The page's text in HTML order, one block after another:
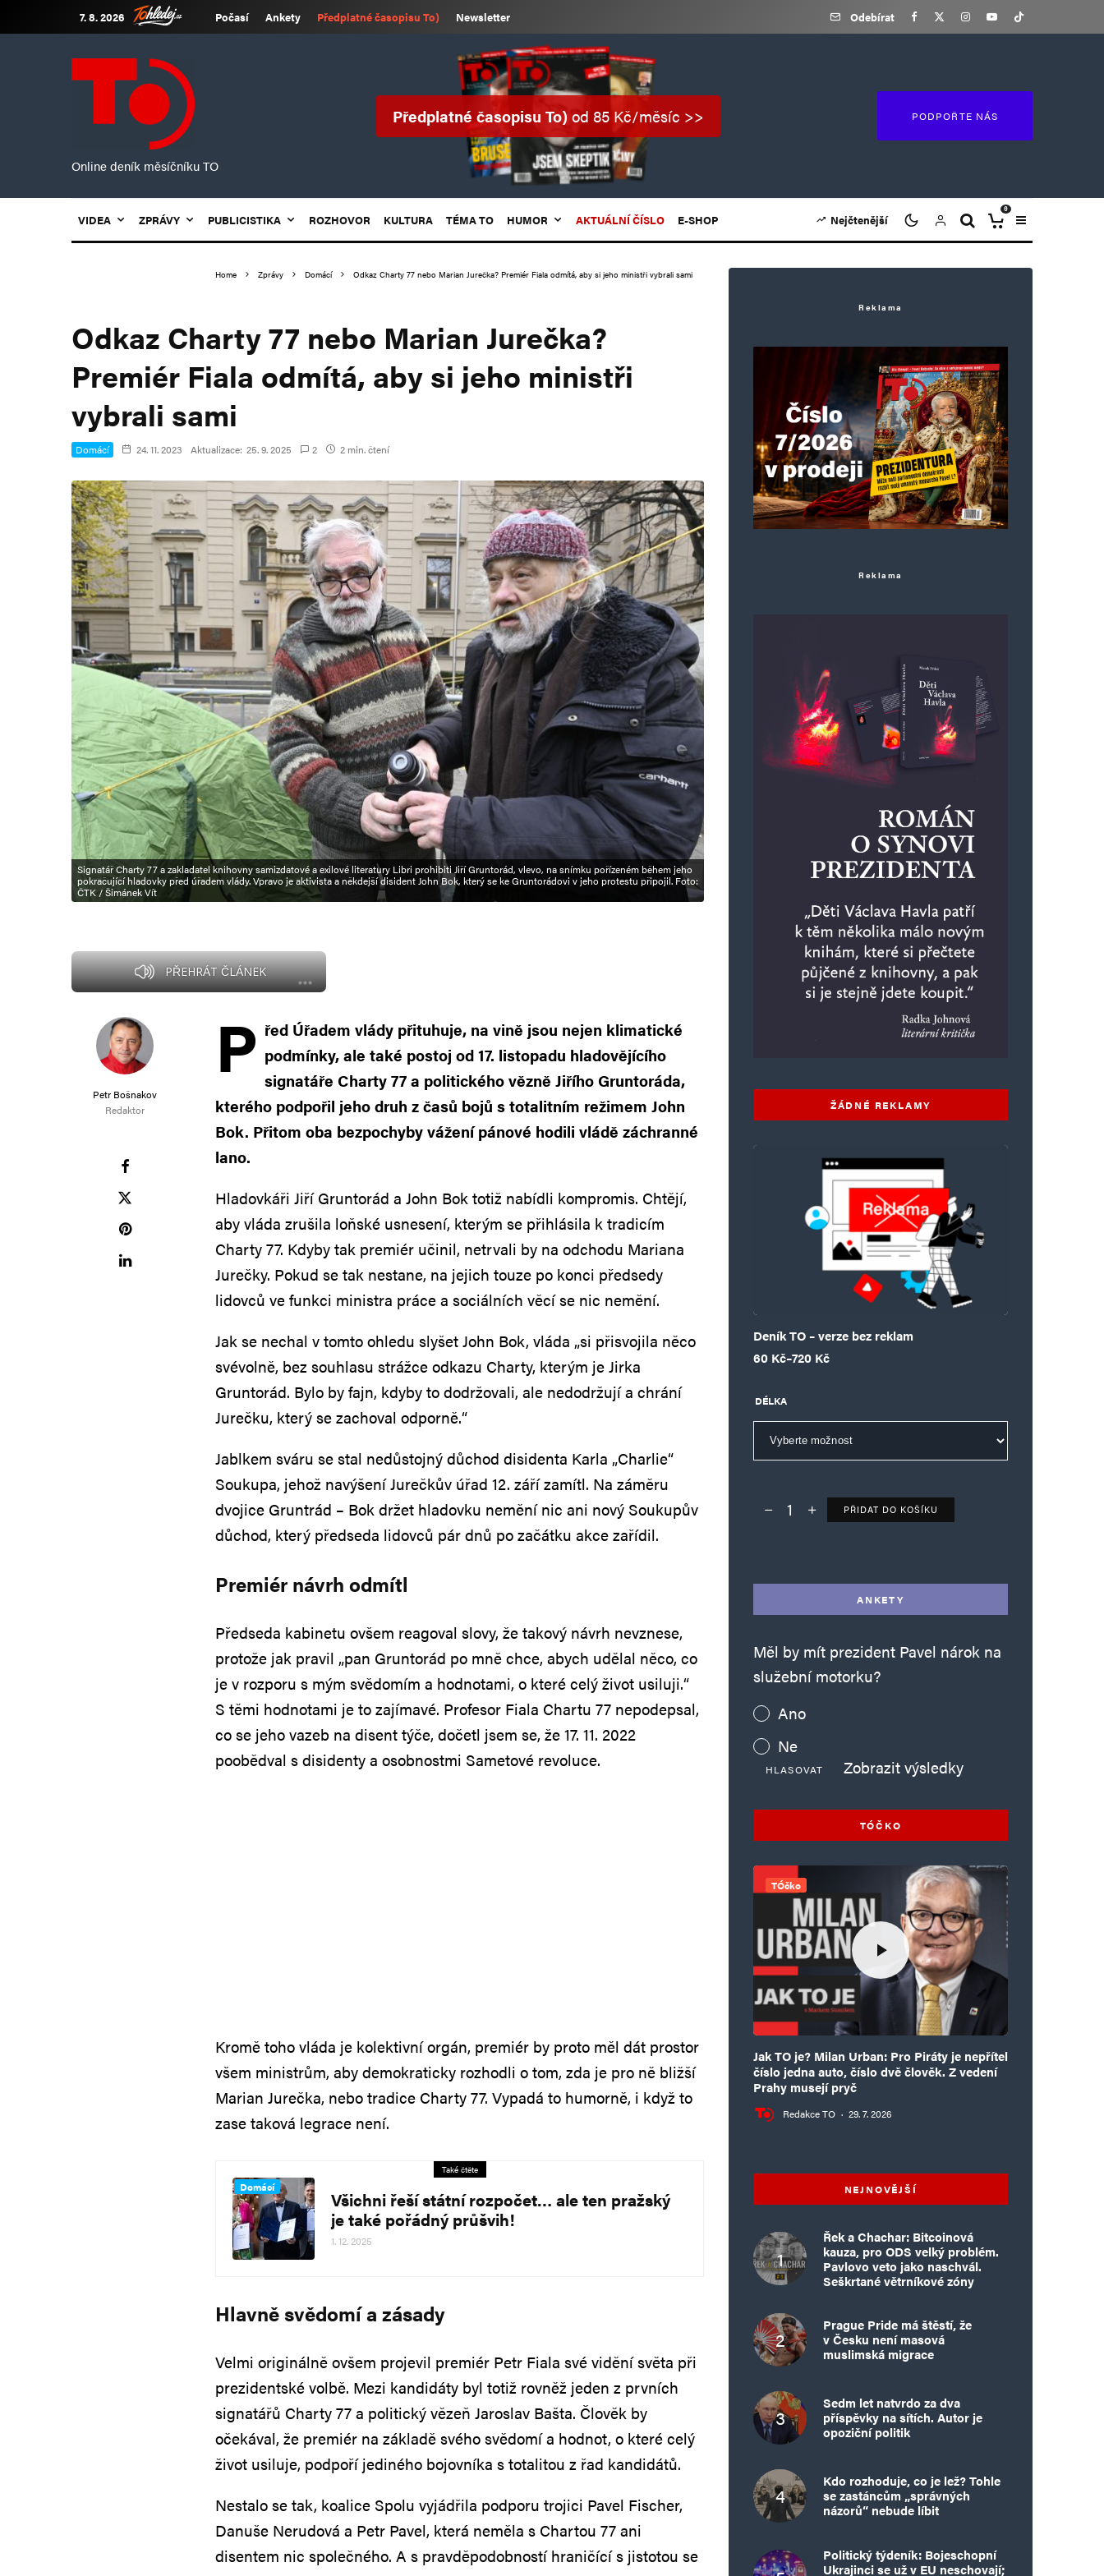
7. 8. 2026 Počasí Ankety Předplatné časopisu To) Newsletter Odebírat
Online deník měsíčníku TO
Předplatné časopisu To)od 85 Kč/měsíc >> PODPOŘTE NÁS
VIDEA ZPRÁVY PUBLICISTIKA ROZHOVOR KULTURA TÉMA TO HUMOR AKTUÁLNÍ ČÍSLO E-SHOP Nejčtenější
0
Home Zprávy Domácí Odkaz Charty 77 nebo Marian Jurečka? Premiér Fiala odmítá, aby si jeho ministři vybrali sami
Odkaz Charty 77 nebo Marian Jurečka?
Premiér Fiala odmítá, aby si jeho ministři
vybrali sami
Domácí 24. 11. 2023 Aktualizace: 25. 9. 2025 2 2 min. čtení
Signatář Charty 77 a zakladatel knihovny samizdatové a exilové literatury Libri prohibiti Jiří Gruntorád, vlevo, na snímku pořízeném během jeho
pokračující hladovky před úřadem vlády. Vpravo je aktivista a někdejší disident John Bok, který se ke Gruntorádovi v jeho protestu připojil. Foto:
ČTK / Šimánek Vít
PŘEHRÁT ČLÁNEK
Petr Bošnakov
Redaktor
P řed Úřadem vlády přituhuje, na vině jsou nejen klimatické
podmínky, ale také postoj od 17. listopadu hladovějícího
signatáře Charty 77 a politického vězně Jiřího Gruntoráda,
kterého podpořil jeho druh z časů bojů s totalitním režimem John
Bok. Přitom oba bezpochyby vážení pánové hodili vládě záchranné
lano.
Hladovkáři Jiří Gruntorád a John Bok totiž nabídli kompromis. Chtějí,
aby vláda zrušila loňské usnesení, kterým se přihlásila k tradicím
Charty 77. Kdyby tak premiér učinil, netrvali by na odchodu Mariana
Jurečky. Pokud se tak nestane, na jejich touze po konci předsedy
lidovců ve funkci ministra práce a sociálních věcí se nic nemění.
Jak se nechal v tomto ohledu slyšet John Bok, vláda „si přisvojila něco
svévolně, bez souhlasu strážce odkazu Charty, kterým je Jirka
Gruntorád. Bylo by fajn, kdyby to dodržovali, ale nedodržují a chrání
Jurečku, který se zachoval odporně.“
Jablkem sváru se stal nedůstojný důchod disidenta Karla „Charlie“
Soukupa, jehož navýšení Jurečkův úřad 12. září zamítl. Na záměru
dvojice Gruntrád – Bok držet hladovku nemění nic ani nový Soukupův
důchod, který předseda lidovců pár dnů po začátku akce zařídil.
Premiér návrh odmítl
Předseda kabinetu ovšem reagoval slovy, že takový návrh nevznese,
protože jak pravil „pan Gruntorád po mně chce, abych udělal něco, co
je v rozporu s mým svědomím a hodnotami, o které celý život usiluji.“
S těmi hodnotami je to zajímavé. Profesor Fiala Chartu 77 nepodepsal,
co se jeho vazeb na disent týče, dočetl jsem se, že 17. 11. 2022
poobědval s disidenty a osobnostmi Sametové revoluce.
Kromě toho vláda je kolektivní orgán, premiér by proto měl dát prostor
všem ministrům, aby demokraticky rozhodli o tom, zda je pro ně bližší
Marian Jurečka, nebo tradice Charty 77. Vypadá to humorně, i když to
zase taková legrace není.
Také čtěte
Domácí
Všichni řeší státní rozpočet… ale ten pražský
je také pořádný průšvih!
1. 12. 2025
Hlavně svědomí a zásady
Velmi originálně ovšem projevil premiér Petr Fiala své vidění světa při
prezidentské volbě. Mezi kandidáty byl totiž rovněž jeden z prvních
signatářů Charty 77 a politický vězeň Jaroslav Bašta. Člověk by
očekával, že premiér na základě svého svědomí a hodnot, o které celý
život usiluje, podpoří jediného bojovníka s totalitou z řad kandidátů.
Nestalo se tak, koalice Spolu vyjádřila podporu trojici Pavel Fischer,
Danuše Nerudová a Petr Pavel, která neměla s Chartou 77 ani
disentem nic společného. A s pravděpodobností hraničící s jistotou se
Reklama
Reklama
ŽÁDNÉ REKLAMY
Deník TO – verze bez reklam
60 Kč–720 Kč
Rozpětí cen: 60 Kč až 720 Kč
DÉLKA
Deník TO – verze bez reklam množství
PŘIDAT DO KOŠÍKU
ANKETY
Měl by mít prezident Pavel nárok na
služební motorku?
Ano
Ne
HLASOVAT Zobrazit výsledky
TÓČKO
TÓčko
Jak TO je? Milan Urban: Pro Piráty je nepřítel
číslo jedna auto, číslo dvě člověk. Z vedení
Prahy musejí pryč
Redakce TO · 29. 7. 2026
NEJNOVĚJŠÍ
Řek a Chachar: Bitcoinová
kauza, pro ODS velký problém.
Pavlovo veto jako naschvál.
Seškrtané větrníkové zóny
Prague Pride má štěstí, že
v Česku není masová
muslimská migrace
Sedm let natvrdo za dva
příspěvky na sítích. Autor je
opoziční politik
Kdo rozhoduje, co je lež? Tohle
se zastáncům „správných
názorů“ nebude líbit
Politický týdeník: Bojeschopní
Ukrajinci se už v EU neschovají;